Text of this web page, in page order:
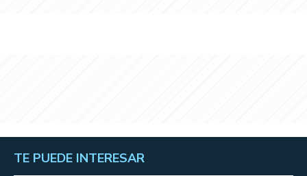
TE PUEDE INTERESAR